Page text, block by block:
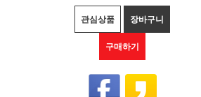
관심상품 장바구니
구매하기